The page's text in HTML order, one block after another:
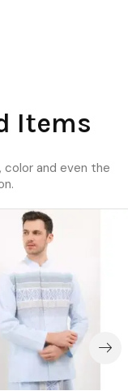
Items
and even the